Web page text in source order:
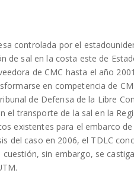
controlada por el
de sal en la costa este de
de CMC hasta el año
en competencia de
de Defensa de la Libre
transporte de la sal en la
existentes para el embarco
del caso en 2006, el TDLC
sin embargo, se